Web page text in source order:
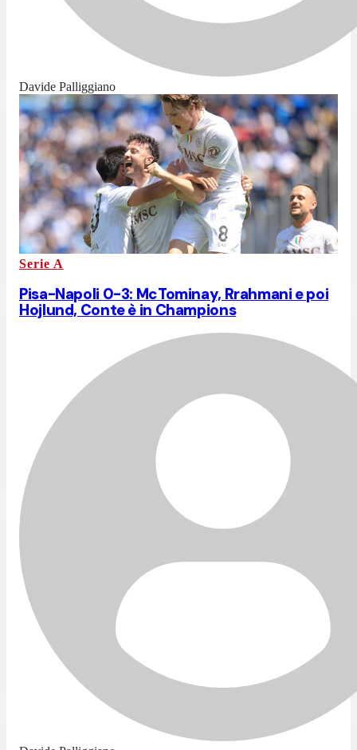
Davide Palliggiano
Serie A
Pisa-Napoli 0-3: McTominay, Rrahmani e poi
Hojlund, Conte è in Champions